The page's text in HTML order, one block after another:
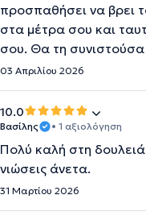
προσπαθήσει να βρει
στα μέτρα σου και
σου. Θα τη
03 Απριλίου 2026
10.0
Βασίλης • 1 αξιολόγηση
Πολύ καλή στη δουλειά
νιώσεις άνετα.
31 Μαρτίου 2026